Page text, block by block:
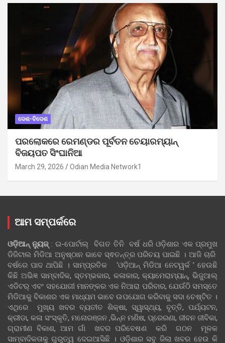
ଦେଶ-ବିଦେଶ
ପରଲୋକରେ ରେମଣ୍ଡର ପୂର୍ବତନ ଚେୟାରମ୍ୟାନ୍
ବିଜୟପତ ସିଂଘାନିଆ
March 29, 2026 Odian Media Network1
ଆମ ସମ୍ପର୍କରେ
ଓଡ଼ିଆନ୍‍ ନ୍ୟୁଜ୍‍: ଇ-ପୋର୍ଟାଲ୍ ବିଗତ ତିନି ବର୍ଷ ଧରି ଓଡ଼ିଶାର ଏକ ପ୍ରମୁଖ
ଡିଜିଟାଲ ମିଡିଆ ଅନୁଷ୍ଠାନ ଭାବେ ସ୍ଵତନ୍ତ୍ର ପରିଚୟ ପାଇଛି । ଆଜି ଚାରି
ବର୍ଷରେ ପାଦ ଥାପିଛି । ସାମ୍ପ୍ରତିକ ‘ଓଡ଼ିଆନ୍‍ ମିଡିଆ ନେଟୱର୍କ ’ ହେଉଛି
କିଛି ଅଭିଜ୍ଞ ସାମ୍ବାଦିକ, ସ୍ତମ୍ଭକାର, କଳାକାର, କ୍ୟାମେରାମ୍ୟାନ୍, ଭିଜୁଆଲ୍
ଏଡିଟର୍ ଏବଂ ସହଯୋଗୀ ମାନଙ୍କର ଏକ ନିଆରା ପରିବାର, ଯେଉଁଠି ସମସ୍ତେ
ମିଡିଆକୁ ବିକାଶର ଏକ ମାଧ୍ୟମ ଭାବେ ଉପଯୋଗ କରିବାକୁ ସଦା ଚେଷ୍ଟିତ ।
ଏଥିରେ ମୁଖ୍ୟ ଖବର ବ୍ୟତୀତ ଶିକ୍ଷା, ସ୍ୱାସ୍ଥ୍ୟ, ବୃତ୍ତି, ପର୍ଯ୍ୟଟନ,
କ୍ରୀଡା, କଳା ସଂସ୍କୃତି, ମନୋରଞ୍ଜନ ,ଭିନ୍ନ ମଣିଷ, ପ୍ରେରଣା, ଜୀବନ ଜୀବିକା,
ଗ୍ରାମୀଣ ବିକାଶ, ଆମ ଗାଁ ଖବର ପରିବେଷଣ କରି ଗଠନ ମୂଳକ
ସାମ୍ବାଦିକତାକୁ ଗୁରୁତ୍ୱ ଦେଇଆସିଛି । ଓଡ଼ିଶାର ସବୁ ଜିଲା ଖବର ହେଉ କି